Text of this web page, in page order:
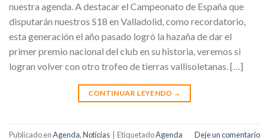
nuestra agenda. A destacar el Campeonato de España que
disputarán nuestros S18 en Valladolid, como recordatorio,
esta generación el año pasado logró la hazaña de dar el
primer premio nacional del club en su historia, veremos si
logran volver con otro trofeo de tierras vallisoletanas. […]
CONTINUAR LEYENDO →
Publicado enAgenda,Noticias EtiquetadoAgenda Deje un comentario